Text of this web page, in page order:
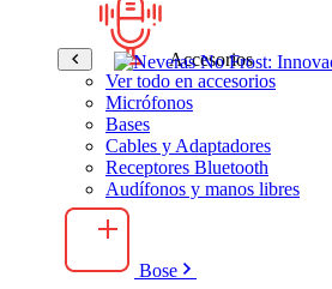
Accesorios
Ver todo en accesorios
Micrófonos
Bases
Cables y Adaptadores
Receptores Bluetooth
Audífonos y manos libres
Bose